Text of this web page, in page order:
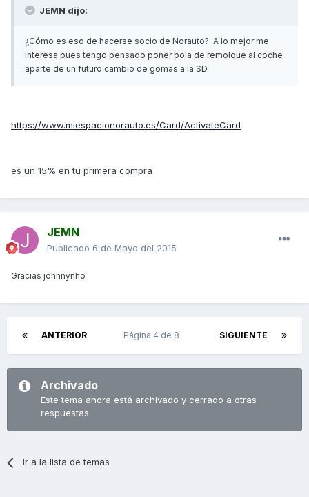
JEMN dijo:
¿Cómo es eso de hacerse socio de Norauto?. A lo mejor me
interesa pues tengo pensado poner bola de remolque al coche
aparte de un futuro cambio de gomas a la SD.
https://www.miespacionorauto.es/Card/ActivateCard
es un 15% en tu primera compra
JEMN
Publicado 6 de Mayo del 2015
Gracias johnnynho
ANTERIOR SIGUIENTE
Página 4 de 8
Archivado
Este tema ahora está archivado y cerrado a otras
respuestas.
Ir a la lista de temas